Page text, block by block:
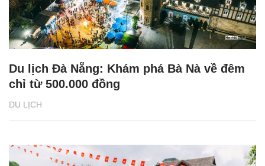
DU LỊCH
Du lịch Đà Nẵng: Khám phá Bà Nà về đêm
chỉ từ 500.000 đồng